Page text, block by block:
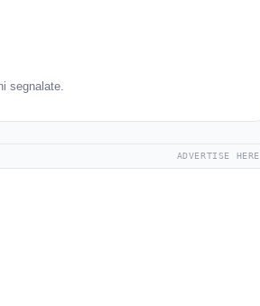
segnalate.
ADVERTISE HERE